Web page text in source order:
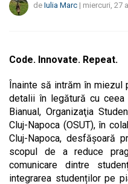
de Iulia Marc | miercuri, 27
Code. Innovate. Repeat.
Înainte să intrăm în miezul
detalii în legătură cu ceea
Bianual, Organizaţia
Cluj-Napoca (OSUT), în
Cluj-Napoca, desfășoară
scopul de a reduce
comunicare dintre
integrarea studenților pe